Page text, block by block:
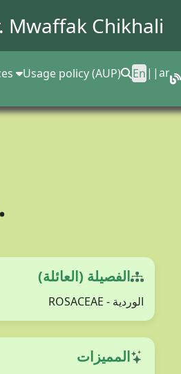
Mwaffak Chikhali
Usage policy (AUP) En ||ar
الفصيلة (العائلة)
الوردية - ROSACEAE
المميزات